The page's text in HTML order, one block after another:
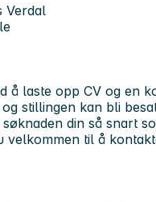
Verdal
å laste opp CV og en
stillingen kan bli
din så snart
til å